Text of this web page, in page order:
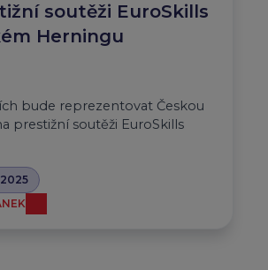
soutěži EuroSkills
Herningu
bude reprezentovat Českou
prestižní soutěži EuroSkills